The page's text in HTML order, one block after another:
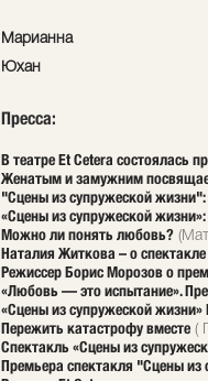
Марианна
Юхан
Пресса:
В театре Et Cetera состоялась
Женатым и замужним
"Сцены из супружеской жизни":
«Сцены из супружеской жизни»:
Можно ли понять любовь?
Наталия Житкова – о
Режиссер Борис Морозов о
«Любовь — это испытание».
«Сцены из супружеской
Пережить катастрофу вместе (
Спектакль «Сцены из
Премьера спектакля "Сцены из